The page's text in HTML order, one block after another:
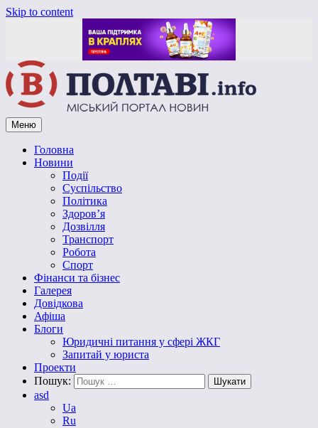
Skip to content
Vpoltave.info
Полтавський портал новин
Меню
Головна
Новини
Події
Суспільство
Політика
Здоров’я
Дозвілля
Транспорт
Робота
Спорт
Фінанси та бізнес
Галерея
Довідкова
Афіша
Блоги
Юридичні питання у сфері ЖКГ
Запитай у юриста
Проекти
Пошук:
asd
Ua
Ru